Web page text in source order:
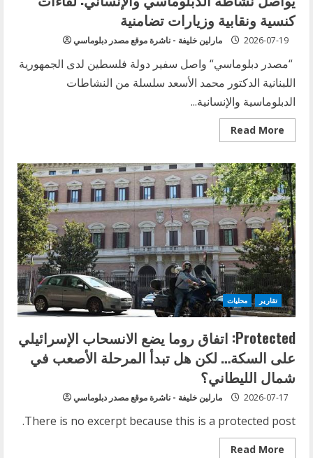
كنسية ونقابية وزيارات تضامنية
مارلين خليفة - ناشرة موقع مصدر دبلوماسي 2026-07-19
“مصدر دبلوماسي“ واصل سفير دولة فلسطين لدى الجمهورية
اللبنانية الدكتور محمد الأسعد سلسلة من النشاطات
الدبلوماسية والإنسانية...
Read More
Read
more
الفلسطيني
محمد
الاسعد
في
لبنان
يواصل
نشاطه
الدبلوماسي
والإنساني:
لقاءات
كنسية
ونقابية
وزيارات
تضامنية تقارير محليات
Protected: اتفاق روما يضع الانسحاب الإسرائيلي
على السكة… لكن هل تبدأ المرحلة الأصعب في
شمال الليطاني؟
مارلين خليفة - ناشرة موقع مصدر دبلوماسي 2026-07-17
There is no excerpt because this is a protected post.
Read More
Read